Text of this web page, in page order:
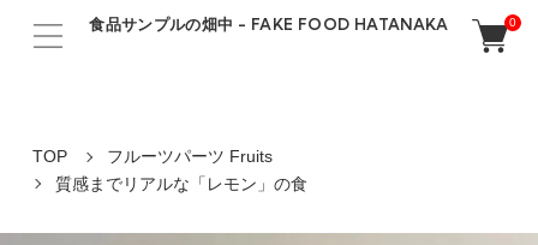
食品サンプルの畑中 - FAKE FOOD HATANAKA 0
TOP
フルーツパーツ Fruits
質感までリアルな「レモン」の食